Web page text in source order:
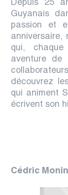
Depuis 25
Guyanais
passion et
anniversaire,
qui,
aventure de
découvrez
qui animent
écrivent son
Cédric